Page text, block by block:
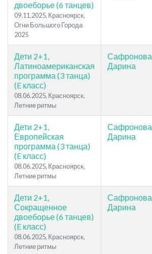
двоеборье (6 танцев)
09.11.2025, Красноярск,
Огни Большого Города
2025
Дети 2+1,
Латиноамериканская
программа (3 танца)
(E класс)
08.06.2025, Красноярск,
Летние ритмы
Сафронова
Дарина
Дети 2+1,
Европейская
программа (3 танца)
(E класс)
08.06.2025, Красноярск,
Летние ритмы
Сафронова
Дарина
Дети 2+1,
Сокращенное
двоеборье (6 танцев)
(E класс)
08.06.2025, Красноярск,
Летние ритмы
Сафронова
Дарина